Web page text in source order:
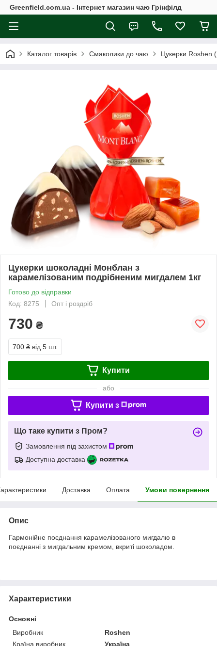
Greenfield.com.ua - Інтернет магазин чаю Грінфілд
Каталог товарів Смаколики до чаю Цукерки Roshen
Цукерки шоколадні Монблан з
карамелізованим подрібненим мигдалем 1кг
Готово до відправки
Код: 8275
Опт і роздріб
730 ₴
700 ₴ від 5 шт.
Купити
або
Купити з
Що таке купити з Пром?
Замовлення під захистом
Доступна доставка
Доставка Оплата Умови повернення
Опис
Гармонійне поєднання карамелізованого мигдалю в
поєднанні з мигдальним кремом, вкриті шоколадом.
Характеристики
Основні
Виробник
Roshen
Країна виробник
Україна